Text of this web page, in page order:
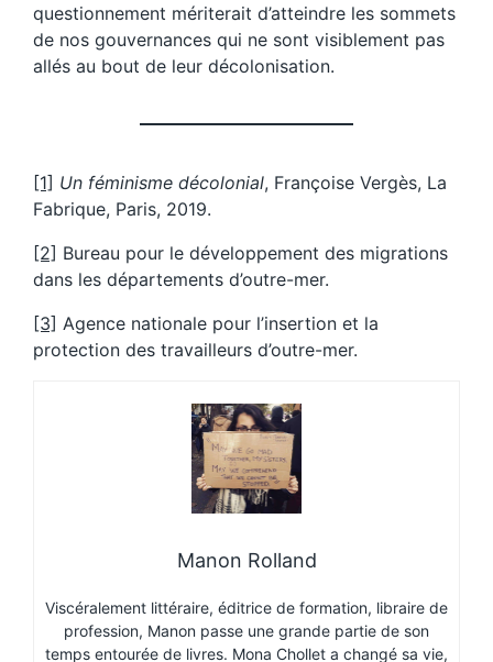
questionnement mériterait d’atteindre les sommets
de nos gouvernances qui ne sont visiblement pas
allés au bout de leur décolonisation.
[1] Un féminisme décolonial, Françoise Vergès, La
Fabrique, Paris, 2019.
[2] Bureau pour le développement des migrations
dans les départements d’outre-mer.
[3] Agence nationale pour l’insertion et la
protection des travailleurs d’outre-mer.
Manon Rolland
Viscéralement littéraire, éditrice de formation, libraire de
profession, Manon passe une grande partie de son
temps entourée de livres. Mona Chollet a changé sa vie,